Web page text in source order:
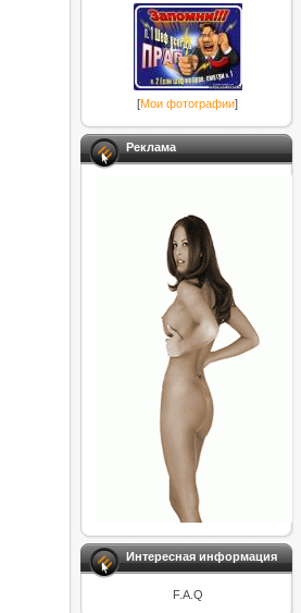
[Мои фотографии]
Реклама
Интересная информация
F.A.Q